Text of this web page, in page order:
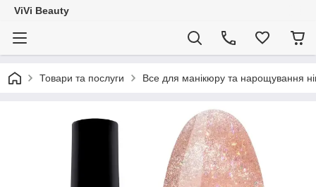
ViVi Beauty
Товари та послуги Все для манікюру та нарощування